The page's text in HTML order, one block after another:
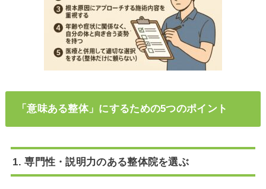
「意味ある整体」にするための5つのポイント
1. 専門性・説明力のある整体院を選ぶ